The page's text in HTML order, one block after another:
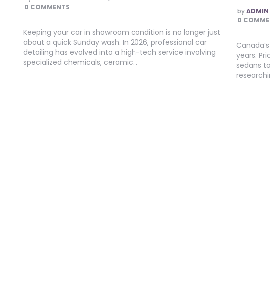
BY
0 COMMENTS
Keeping your car in showroom condition is no longer just
about a quick Sunday wash. In 2026, professional car
detailing has evolved into a high-tech service involving
specialized chemicals, ceramic…
POSTED
BY
byADMIN
0
years.
sedans